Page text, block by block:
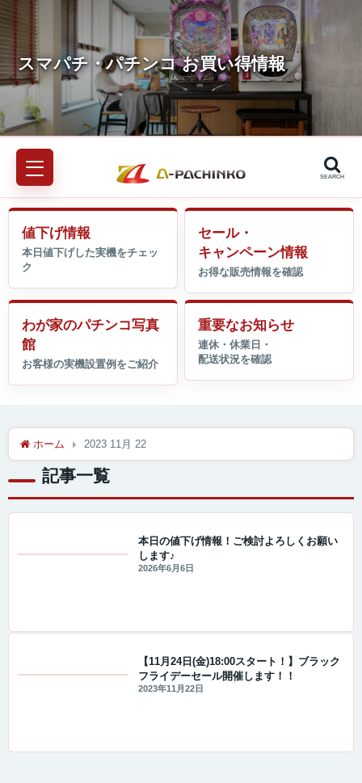
SEARCH
値下げ情報
セール・
キャンペーン情報
わが家のパチンコ写真
館
重要なお知らせ
ホーム 2023 11月 22
記事一覧
本日の値下げ情報！ご検討よろしくお願い
します♪
2026年6月6日
【11月24日(金)18:00スタート！】ブラック
フライデーセール開催します！！
2023年11月22日